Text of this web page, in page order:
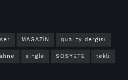
MAGAZİN quality dergisi
single SOSYETE tekli